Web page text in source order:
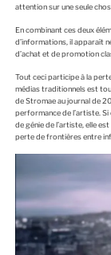
attention sur une seule
En combinant ces deux
d’informations, il apparaît
d’achat et de promotion
Tout ceci participe à la
médias traditionnels est
de Stromae au journal de
performance de l’artiste.
de génie de l’artiste, elle
perte de frontières entre